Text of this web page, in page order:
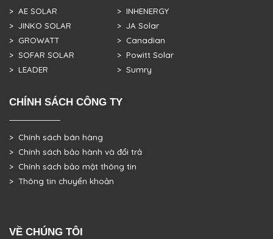
> AE SOLAR
> JINKO SOLAR
> GROWATT
> SOFAR SOLAR
> LEADER
> INHENERGY
> JA Solar
> Canadian
> Powitt Solar
> Sumry
CHÍNH SÁCH CÔNG TY
> Chính sách bán hàng
> Chính sách bảo hành và đổi trả
> Chính sách bảo mật thông tin
> Thông tin chuyển khoản
VỀ CHÚNG TÔI